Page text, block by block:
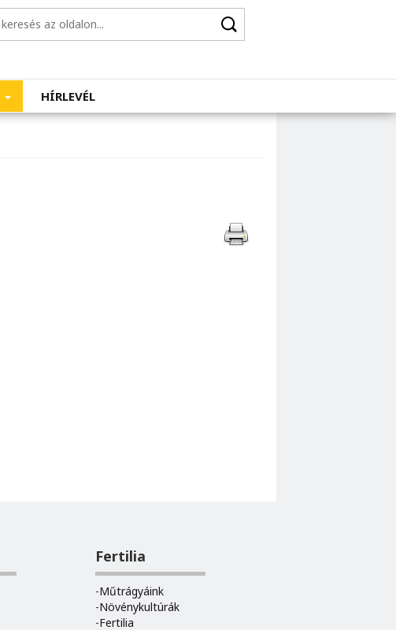
HÍRLEVÉL
Fertilia
Műtrágyáink
Növénykultúrák
Fertilia